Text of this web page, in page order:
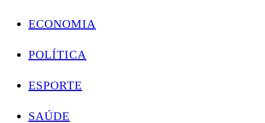
ECONOMIA
POLÍTICA
ESPORTE
SAÚDE